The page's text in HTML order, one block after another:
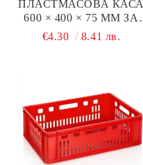
ПЛАСТМАСОВА КАСА
600 × 400 × 75 ММ ЗА
ТЕСТО И ПИЦИ
€4.30 8.41 лв.